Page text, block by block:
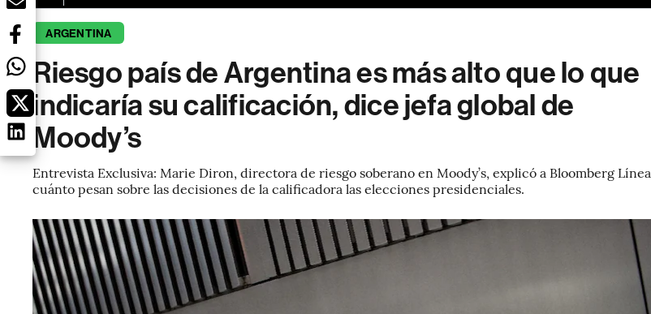
ARGENTINA
Riesgo país de Argentina es más alto que lo que
indicaría su calificación, dice jefa global de
Moody’s
Entrevista Exclusiva: Marie Diron, directora de riesgo soberano en Moody’s, explicó a Bloomberg Línea
cuánto pesan sobre las decisiones de la calificadora las elecciones presidenciales.